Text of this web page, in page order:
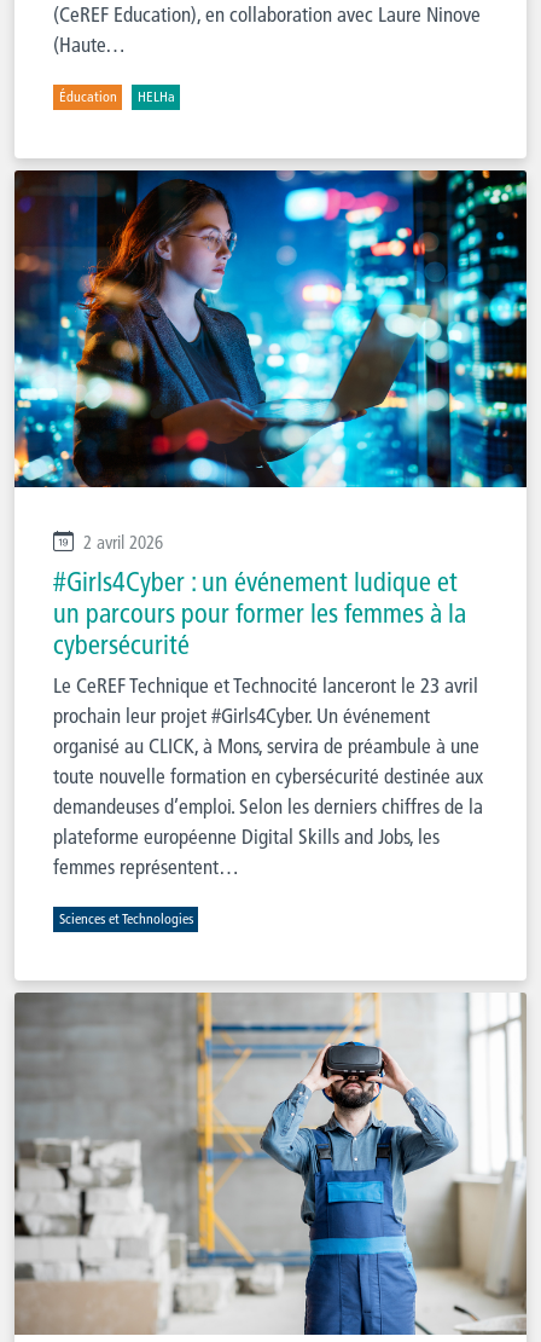
(CeREF Education), en collaboration avec Laure Ninove
(Haute…
Éducation HELHa
2 avril 2026
#Girls4Cyber : un événement ludique et
un parcours pour former les femmes à la
cybersécurité
Le CeREF Technique et Technocité lanceront le 23 avril
prochain leur projet #Girls4Cyber. Un événement
organisé au CLICK, à Mons, servira de préambule à une
toute nouvelle formation en cybersécurité destinée aux
demandeuses d’emploi. Selon les derniers chiffres de la
plateforme européenne Digital Skills and Jobs, les
femmes représentent…
Sciences et Technologies